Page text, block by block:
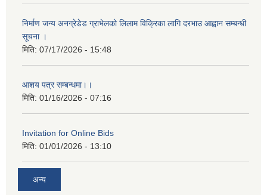
निर्माण जन्य अनग्रेडेड ग्राभेलको लिलाम विक्रिका लागि दरभाउ आह्वान सम्बन्धी
सूचना ।
मिति: 07/17/2026 - 15:48
आशय पत्र सम्बन्धमा।।
मिति: 01/16/2026 - 07:16
Invitation for Online Bids
मिति: 01/01/2026 - 13:10
अन्य